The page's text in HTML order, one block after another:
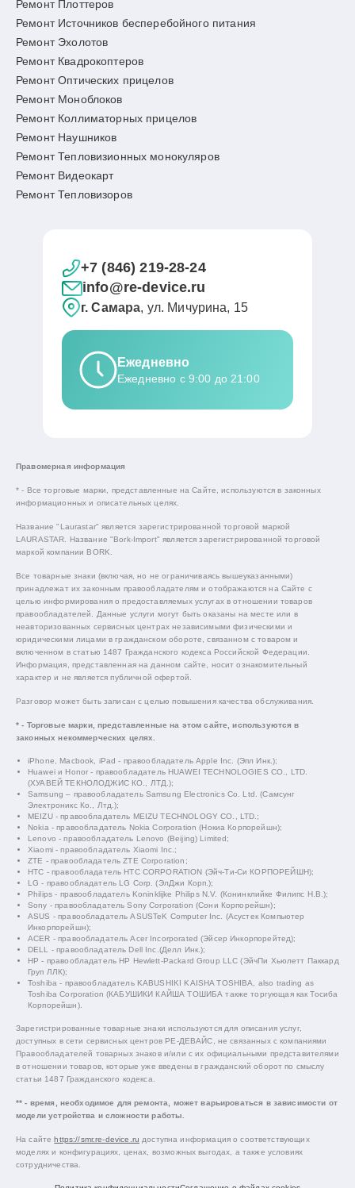
Ремонт Плоттеров
Ремонт Источников бесперебойного питания
Ремонт Эхолотов
Ремонт Квадрокоптеров
Ремонт Оптических прицелов
Ремонт Моноблоков
Ремонт Коллиматорных прицелов
Ремонт Наушников
Ремонт Тепловизионных монокуляров
Ремонт Видеокарт
Ремонт Тепловизоров
+7 (846) 219-28-24
info@re-device.ru
г. Самара, ул. Мичурина, 15
Ежедневно
Ежедневно с 9:00 до 21:00
Правомерная информация
* - Все торговые марки, представленные на Сайте, используются в законных
информационных и описательных целях.
Название "Laurastar" является зарегистрированной торговой маркой
LAURASTAR. Название "Bork-Import" является зарегистрированной торговой
маркой компании BORK.
Все товарные знаки (включая, но не ограничиваясь вышеуказанными)
принадлежат их законным правообладателям и отображаются на Сайте с
целью информирования о предоставляемых услугах в отношении товаров
правообладателей. Данные услуги могут быть оказаны на месте или в
неавторизованных сервисных центрах независимыми физическими и
юридическими лицами в гражданском обороте, связанном с товаром и
включенном в статью 1487 Гражданского кодекса Российской Федерации.
Информация, представленная на данном сайте, носит ознакомительный
характер и не является публичной офертой.
Разговор может быть записан с целью повышения качества обслуживания.
* - Торговые марки, представленные на этом сайте, используются в
законных некоммерческих целях.
iPhone, Macbook, iPad - правообладатель Apple Inc. (Эпл Инк.);
Huawei и Honor - правообладатель HUAWEI TECHNOLOGIES CO., LTD.
(ХУАВЕЙ ТЕКНОЛОДЖИС КО., ЛТД.);
Samsung – правообладатель Samsung Electronics Co. Ltd. (Самсунг
Электроникс Ко., Лтд.);
MEIZU - правообладатель MEIZU TECHNOLOGY CO., LTD.;
Nokia - правообладатель Nokia Corporation (Нокиа Корпорейшн);
Lenovo - правообладатель Lenovo (Beijing) Limited;
Xiaomi - правообладатель Xiaomi Inc.;
ZTE - правообладатель ZTE Corporation;
HTC - правообладатель HTC CORPORATION (Эйч-Ти-Си КОРПОРЕЙШН);
LG - правообладатель LG Corp. (ЭлДжи Корп.);
Philips - правообладатель Koninklijke Philips N.V. (Конинклийке Филипс Н.В.);
Sony - правообладатель Sony Corporation (Сони Корпорейшн);
ASUS - правообладатель ASUSTeK Computer Inc. (Асустек Компьютер
Инкорпорейшн);
ACER - правообладатель Acer Incorporated (Эйсер Инкорпорейтед);
DELL - правообладатель Dell Inc.(Делл Инк.);
HP - правообладатель HP Hewlett-Packard Group LLC (ЭйчПи Хьюлетт Паккард
Груп ЛЛК);
Toshiba - правообладатель KABUSHIKI KAISHA TOSHIBA, also trading as
Toshiba Corporation (КАБУШИКИ КАЙША ТОШИБА также торгующая как Тосиба
Корпорейшн).
Зарегистрированные товарные знаки используются для описания услуг,
доступных в сети сервисных центров РЕ-ДЕВАЙС, не связанных с компаниями
Правообладателей товарных знаков и/или с их официальными представителями
в отношении товаров, которые уже введены в гражданский оборот по смыслу
статьи 1487 Гражданского кодекса.
** - время, необходимое для ремонта, может варьироваться в зависимости от
модели устройства и сложности работы.
На сайтеhttps://smr.re-device.ru доступна информация о соответствующих
моделях и конфигурациях, ценах, возможных выгодах, а также условиях
сотрудничества.